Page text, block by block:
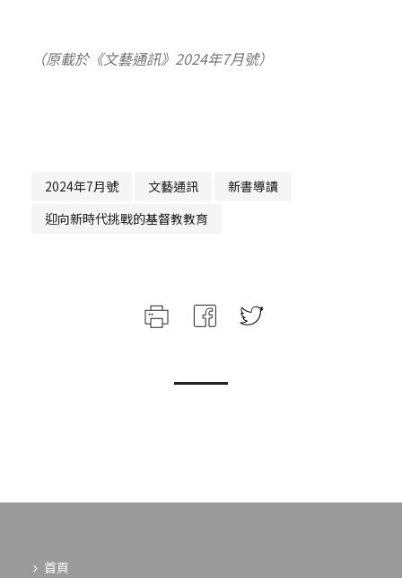
（原載於《文藝通訊》 2024年7月號）
2024年7月號 文藝通訊
新書導讀
迎向新時代挑戰的基督教教育
首頁